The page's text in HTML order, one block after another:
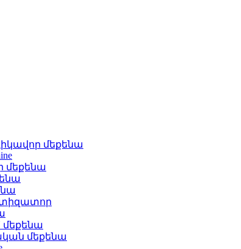
մեքենա
մեքենա
մեքենա
մեքենա